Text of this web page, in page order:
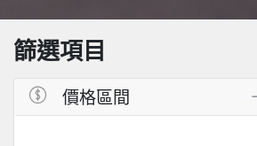
篩選項目
價格區間